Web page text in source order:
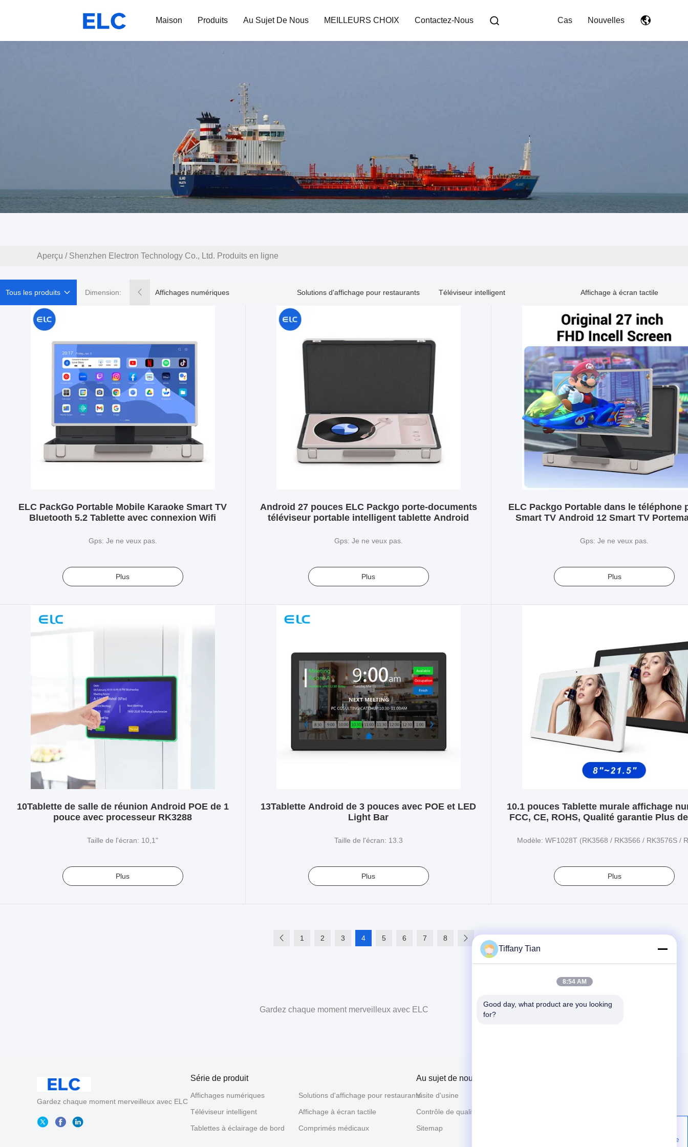
Maison Produits Au Sujet De Nous MEILLEURS CHOIX Contactez-Nous Cas Nouvelles
Aperçu / Shenzhen Electron Technology Co., Ltd. Produits en ligne
Tous les produits Dimension: Affichages numériques Solutions d'affichage pour restaurants Téléviseur intelligent Affichage à écran tactile
ELC PackGo Portable Mobile Karaoke Smart TV
Bluetooth 5.2 Tablette avec connexion Wifi
Gps: Je ne veux pas.
Plus
Android 27 pouces ELC Packgo porte-documents
téléviseur portable intelligent tablette Android
Gps: Je ne veux pas.
Plus
ELC Packgo Portable dans le téléphone
Smart TV Android 12 Smart TV
Gps: Je ne veux pas.
Plus
10Tablette de salle de réunion Android POE de 1
pouce avec processeur RK3288
Taille de l'écran: 10,1"
Plus
13Tablette Android de 3 pouces avec POE et LED
Light Bar
Taille de l'écran: 13.3
Plus
10.1 pouces Tablette murale affichage
FCC, CE, ROHS, Qualité garantie Plus
Modèle: WF1028T (RK3568 / RK3566 / RK3576S /
Plus
1 2 3 4 5 6 7 8
Gardez chaque moment merveilleux avec ELC
Gardez chaque moment merveilleux avec ELC
Série de produit
Affichages numériques
Solutions d'affichage pour restaurants
Téléviseur intelligent
Affichage à écran tactile
Tablettes à éclairage de bord
Comprimés médicaux
Au sujet de nous
Visite d'usine
Contrôle de qualité
Sitemap
Tiffany Tian
8:54 AM
Good day, what product are you looking
for?